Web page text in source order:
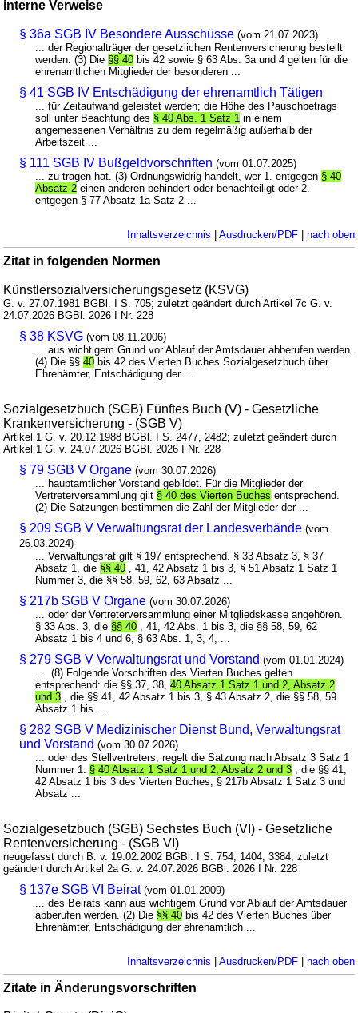
interne Verweise
§ 36a SGB IV Besondere Ausschüsse (vom 21.07.2023)
... der Regionalträger der gesetzlichen Rentenversicherung bestellt
werden. (3) Die §§ 40 bis 42 sowie § 63 Abs. 3a und 4 gelten für die
ehrenamtlichen Mitglieder der besonderen ...
§ 41 SGB IV Entschädigung der ehrenamtlich Tätigen
... für Zeitaufwand geleistet werden; die Höhe des Pauschbetrags
soll unter Beachtung des § 40 Abs. 1 Satz 1 in einem
angemessenen Verhältnis zu dem regelmäßig außerhalb der
Arbeitszeit ...
§ 111 SGB IV Bußgeldvorschriften (vom 01.07.2025)
... zu tragen hat. (3) Ordnungswidrig handelt, wer 1. entgegen § 40
Absatz 2 einen anderen behindert oder benachteiligt oder 2.
entgegen § 77 Absatz 1a Satz 2 ...
Inhaltsverzeichnis Ausdrucken/PDF| nach oben
Zitat in folgenden Normen
Künstlersozialversicherungsgesetz (KSVG)
G. v. 27.07.1981 BGBl. I S. 705; zuletzt geändert durch Artikel 7c G. v.
24.07.2026 BGBl. 2026 I Nr. 228
§ 38 KSVG (vom 08.11.2006)
... aus wichtigem Grund vor Ablauf der Amtsdauer abberufen werden.
(4) Die §§40 bis 42 des Vierten Buches Sozialgesetzbuch über
Ehrenämter, Entschädigung der ...
Sozialgesetzbuch (SGB) Fünftes Buch (V) - Gesetzliche
Krankenversicherung - (SGB V)
Artikel 1 G. v. 20.12.1988 BGBl. I S. 2477, 2482; zuletzt geändert durch
Artikel 1 G. v. 24.07.2026 BGBl. 2026 I Nr. 228
§ 79 SGB V Organe (vom 30.07.2026)
... hauptamtlicher Vorstand gebildet. Für die Mitglieder der
Vertreterversammlung gilt § 40 des Vierten Buches entsprechend.
(2) Die Satzungen bestimmen die Zahl der Mitglieder der ...
§ 209 SGB V Verwaltungsrat der Landesverbände (vom
26.03.2024)
... Verwaltungsrat gilt § 197 entsprechend. § 33 Absatz 3, § 37
Absatz 1, die §§ 40 , 41, 42 Absatz 1 bis 3, § 51 Absatz 1 Satz 1
Nummer 3, die §§ 58, 59, 62, 63 Absatz ...
§ 217b SGB V Organe (vom 30.07.2026)
... oder der Vertreterversammlung einer Mitgliedskasse angehören.
§ 33 Abs. 3, die §§ 40 , 41, 42 Abs. 1 bis 3, die §§ 58, 59, 62
Absatz 1 bis 4 und 6, § 63 Abs. 1, 3, 4, ...
§ 279 SGB V Verwaltungsrat und Vorstand (vom 01.01.2024)
... (8) Folgende Vorschriften des Vierten Buches gelten
entsprechend: die §§ 37, 38,40 Absatz 1 Satz 1 und 2, Absatz 2
und 3 , die §§ 41, 42 Absatz 1 bis 3, § 43 Absatz 2, die §§ 58, 59
Absatz 1 bis ...
§ 282 SGB V Medizinischer Dienst Bund, Verwaltungsrat
und Vorstand (vom 30.07.2026)
... oder des Stellvertreters, regelt die Satzung nach Absatz 3 Satz 1
Nummer 1. § 40 Absatz 1 Satz 1 und 2, Absatz 2 und 3 , die §§ 41,
42 Absatz 1 bis 3 des Vierten Buches, § 217b Absatz 1 Satz 3 und
Absatz ...
Sozialgesetzbuch (SGB) Sechstes Buch (VI) - Gesetzliche
Rentenversicherung - (SGB VI)
neugefasst durch B. v. 19.02.2002 BGBl. I S. 754, 1404, 3384; zuletzt
geändert durch Artikel 2a G. v. 24.07.2026 BGBl. 2026 I Nr. 228
§ 137e SGB VI Beirat (vom 01.01.2009)
... des Beirats kann aus wichtigem Grund vor Ablauf der Amtsdauer
abberufen werden. (2) Die §§ 40 bis 42 des Vierten Buches über
Ehrenämter, Entschädigung der ehrenamtlich ...
Inhaltsverzeichnis Ausdrucken/PDF| nach oben
Zitate in Änderungsvorschriften